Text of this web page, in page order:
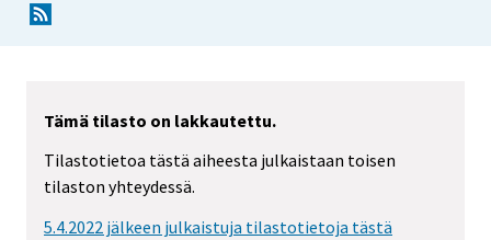
Tämä tilasto on lakkautettu.
Tilastotietoa tästä aiheesta julkaistaan toisen
tilaston yhteydessä.
5.4.2022 jälkeen julkaistuja tilastotietoja tästä